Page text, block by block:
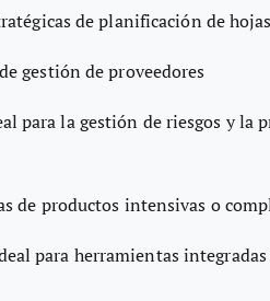
de planificación de
gestión de proveedores
para la gestión de riesgos y la
de productos intensivas o
para herramientas